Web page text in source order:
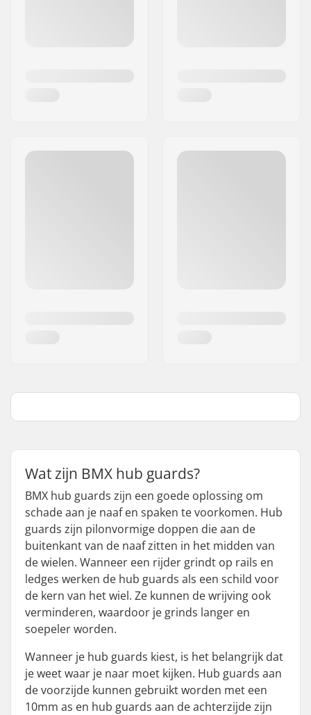
Wat zijn BMX hub guards?
BMX hub guards zijn een goede oplossing om
schade aan je naaf en spaken te voorkomen. Hub
guards zijn pilonvormige doppen die aan de
buitenkant van de naaf zitten in het midden van
de wielen. Wanneer een rijder grindt op rails en
ledges werken de hub guards als een schild voor
de kern van het wiel. Ze kunnen de wrijving ook
verminderen, waardoor je grinds langer en
soepeler worden.
Wanneer je hub guards kiest, is het belangrijk dat
je weet waar je naar moet kijken. Hub guards aan
de voorzijde kunnen gebruikt worden met een
10mm as en hub guards aan de achterzijde zijn